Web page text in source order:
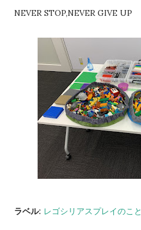
NEVER STOP,NEVER GIVE UP
ラベル: レゴシリアスプレイのこと